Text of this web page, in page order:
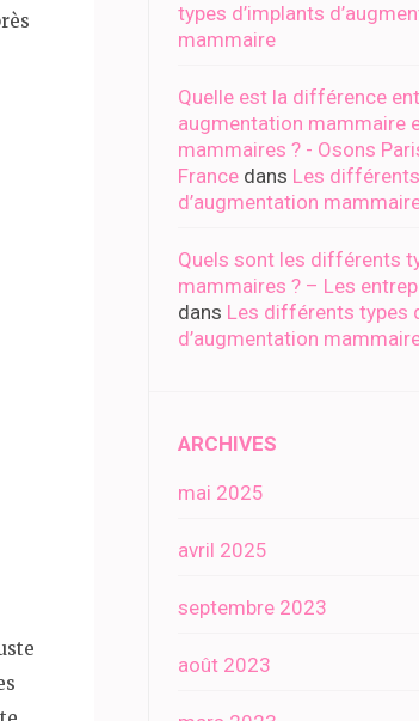
types d’implants
mammaire
Quelle est la différence
augmentation mammaire
mammaires ? - Osons
France dans Les
d’augmentation
Quels sont les différents
mammaires ? – Les
dans Les différents types
d’augmentation
ARCHIVES
mai 2025
avril 2025
septembre 2023
août 2023